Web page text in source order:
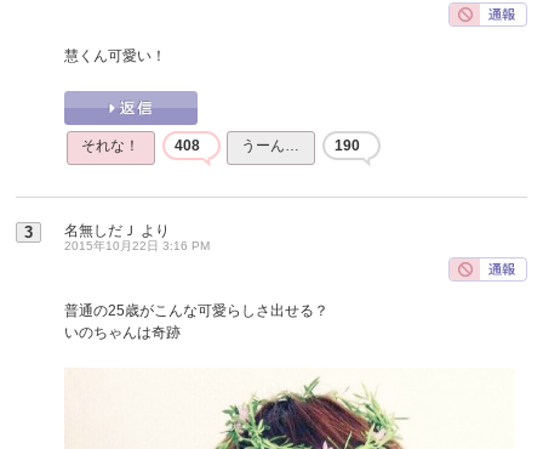
慧くん可愛い！
それな！ 408 うーん… 190
3 名無しだＪ より
2015年10月22日 3:16 PM
普通の25歳がこんな可愛らしさ出せる？
いのちゃんは奇跡